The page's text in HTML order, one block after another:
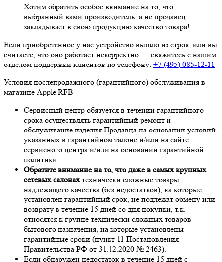
Хотим обратить особое внимание на то, что
выбранный вами производитель, а не продавец
закладывает в свою продукцию качество товара!
Если приобретенное у нас устройство вышло из строя, или вы
считаете, что оно работает некорректно — свяжитесь с нашим
отделом поддержки клиентов по телефону: +7 (495) 085-12-11
Условия послепродажного (гарантийного) обслуживания в
магазине Apple RFB
Сервисный центр обязуется в течении гарантийного
срока осуществлять гарантийный ремонт и
обслуживание изделия Продавца на основании условий,
указанных в гарантийном талоне и/или на сайте
сервисного центра и/или на основании гарантийной
политики.
Обратите внимание на то, что даже в самых крупных
сетевых салонахтехнически сложные товары
надлежащего качества (без недостатков), на которые
установлен гарантийный срок, не подлежат обмену или
возврату в течение 15 дней со дня покупки, т.к.
относятся к группе технически сложных товаров
бытового назначения, на которые установлены
гарантийные сроки (пункт 11 Постановления
Правительства РФ от 31.12.2020 № 2463).
Если обнаружен недостаток в течение 15 дней с